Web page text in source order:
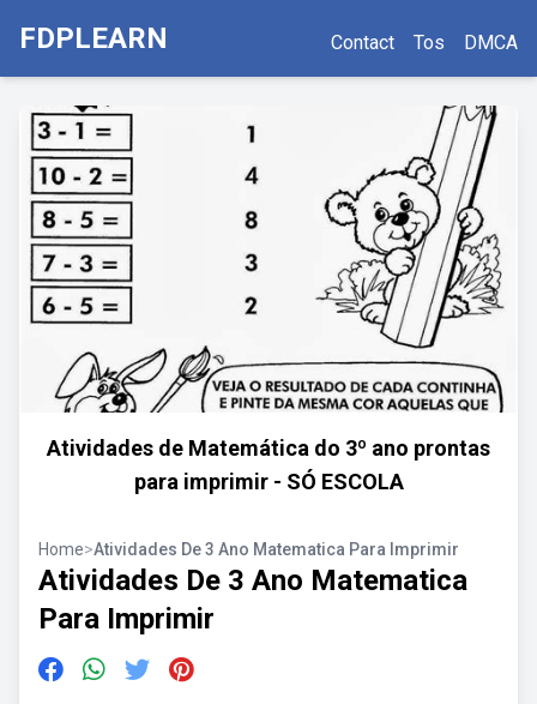
FDPLEARN Contact Tos DMCA
Atividades de Matemática do 3º ano prontas
para imprimir - SÓ ESCOLA
Home>Atividades De 3 Ano Matematica Para Imprimir
Atividades De 3 Ano Matematica
Para Imprimir